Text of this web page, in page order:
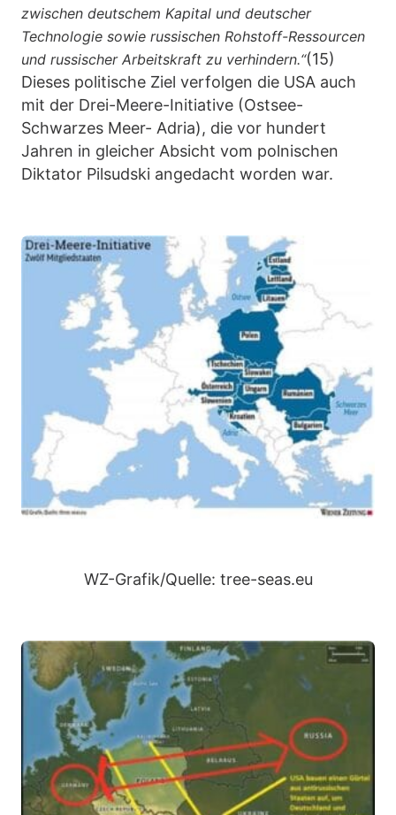
zwischen deutschem Kapital und deutscher
Technologie sowie russischen Rohstoff-Ressourcen
und russischer Arbeitskraft zu verhindern.“(15)
Dieses politische Ziel verfolgen die USA auch
mit der Drei-Meere-Initiative (Ostsee-
Schwarzes Meer- Adria), die vor hundert
Jahren in gleicher Absicht vom polnischen
Diktator Pilsudski angedacht worden war.
WZ-Grafik/Quelle: tree-seas.eu